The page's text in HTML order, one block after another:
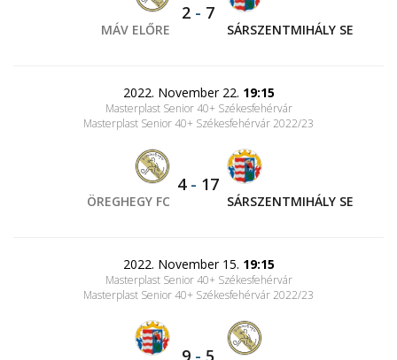
MÁV ELŐRE
2 - 7
SÁRSZENTMIHÁLY SE
2022. November 22. 19:15
Masterplast Senior 40+ Székesfehérvár
Masterplast Senior 40+ Székesfehérvár 2022/23
ÖREGHEGY FC
4- 17
SÁRSZENTMIHÁLY SE
2022. November 15. 19:15
Masterplast Senior 40+ Székesfehérvár
Masterplast Senior 40+ Székesfehérvár 2022/23